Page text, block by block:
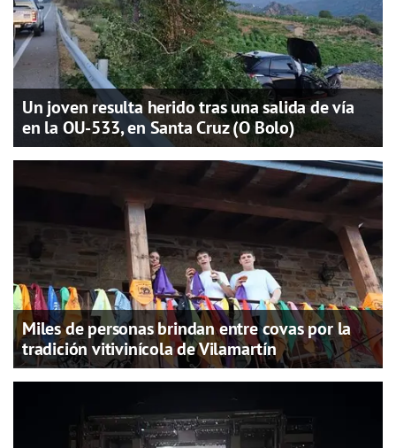
Un joven resulta herido tras una salida de vía
en la OU-533, en Santa Cruz (O Bolo)
Miles de personas brindan entre covas por la
tradición vitivinícola de Vilamartín